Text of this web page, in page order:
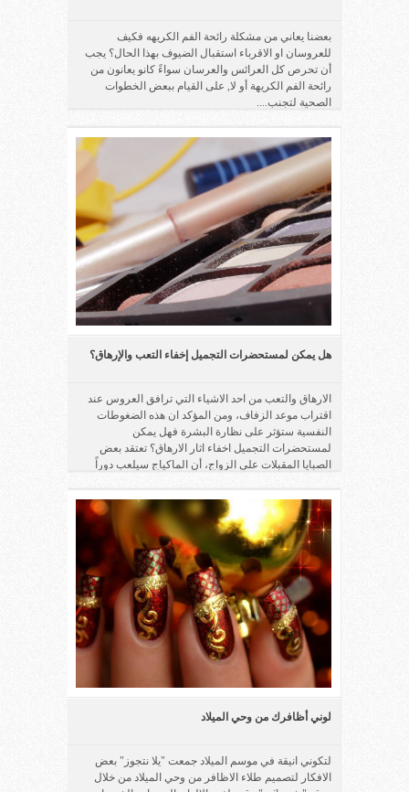
بعضنا يعاني من مشكلة رائحة الفم الكريهه فكيف
للعروسان او الاقرباء استقبال الضيوف بهذا الحال؟ يجب
أن تحرص كل العرائس والعرسان سواءً كانو يعانون من
رائحة الفم الكريهة أو لا, على القيام ببعض الخطوات
الصحية لتجنب....
هل يمكن لمستحضرات التجميل إخفاء التعب والإرهاق؟
الارهاق والتعب من احد الاشياء التي ترافق العروس عند
اقتراب موعد الزفاف، ومن المؤكد ان هذه الضغوطات
النفسية ستؤثر على نظارة البشرة فهل يمكن
لمستحضرات التجميل اخفاء اثار الارهاق؟ تعتقد بعض
الصبايا المقبلات على الزواج، أن الماكياج سيلعب دوراً
لوني أظافرك من وحي الميلاد
لتكوني انيقة في موسم الميلاد جمعت "يلا نتجوز" بعض
الافكار لتصميم طلاء الاظافر من وحي الميلاد من خلال